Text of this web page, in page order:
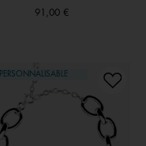
91,00 €
PERSONNALISABLE